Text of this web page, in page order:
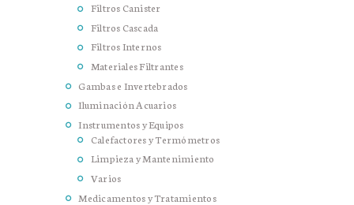
Filtros Canister
Filtros Cascada
Filtros Internos
Materiales Filtrantes
Gambas e Invertebrados
Iluminación Acuarios
Instrumentos y Equipos
Calefactores y Termómetros
Limpieza y Mantenimiento
Varios
Medicamentos y Tratamientos